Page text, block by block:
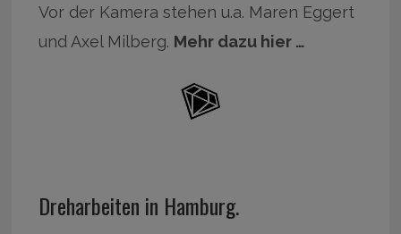
Vor der Kamera stehen u.a. Maren Eggert
und Axel Milberg. Mehr dazu hier …
Dreharbeiten in Hamburg.